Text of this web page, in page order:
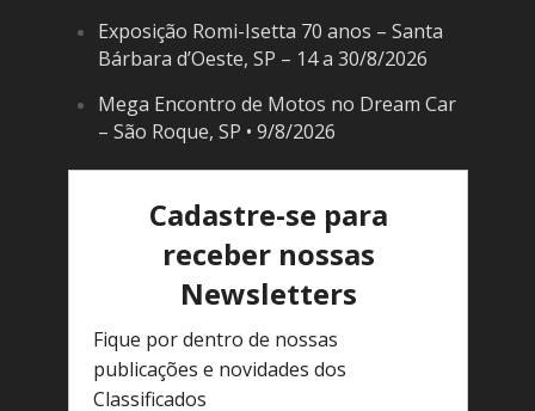
Exposição Romi-Isetta 70 anos – Santa
Bárbara d’Oeste, SP – 14 a 30/8/2026
Mega Encontro de Motos no Dream Car
– São Roque, SP • 9/8/2026